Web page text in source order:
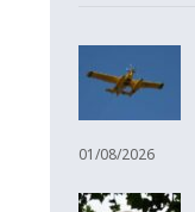
01/08/2026